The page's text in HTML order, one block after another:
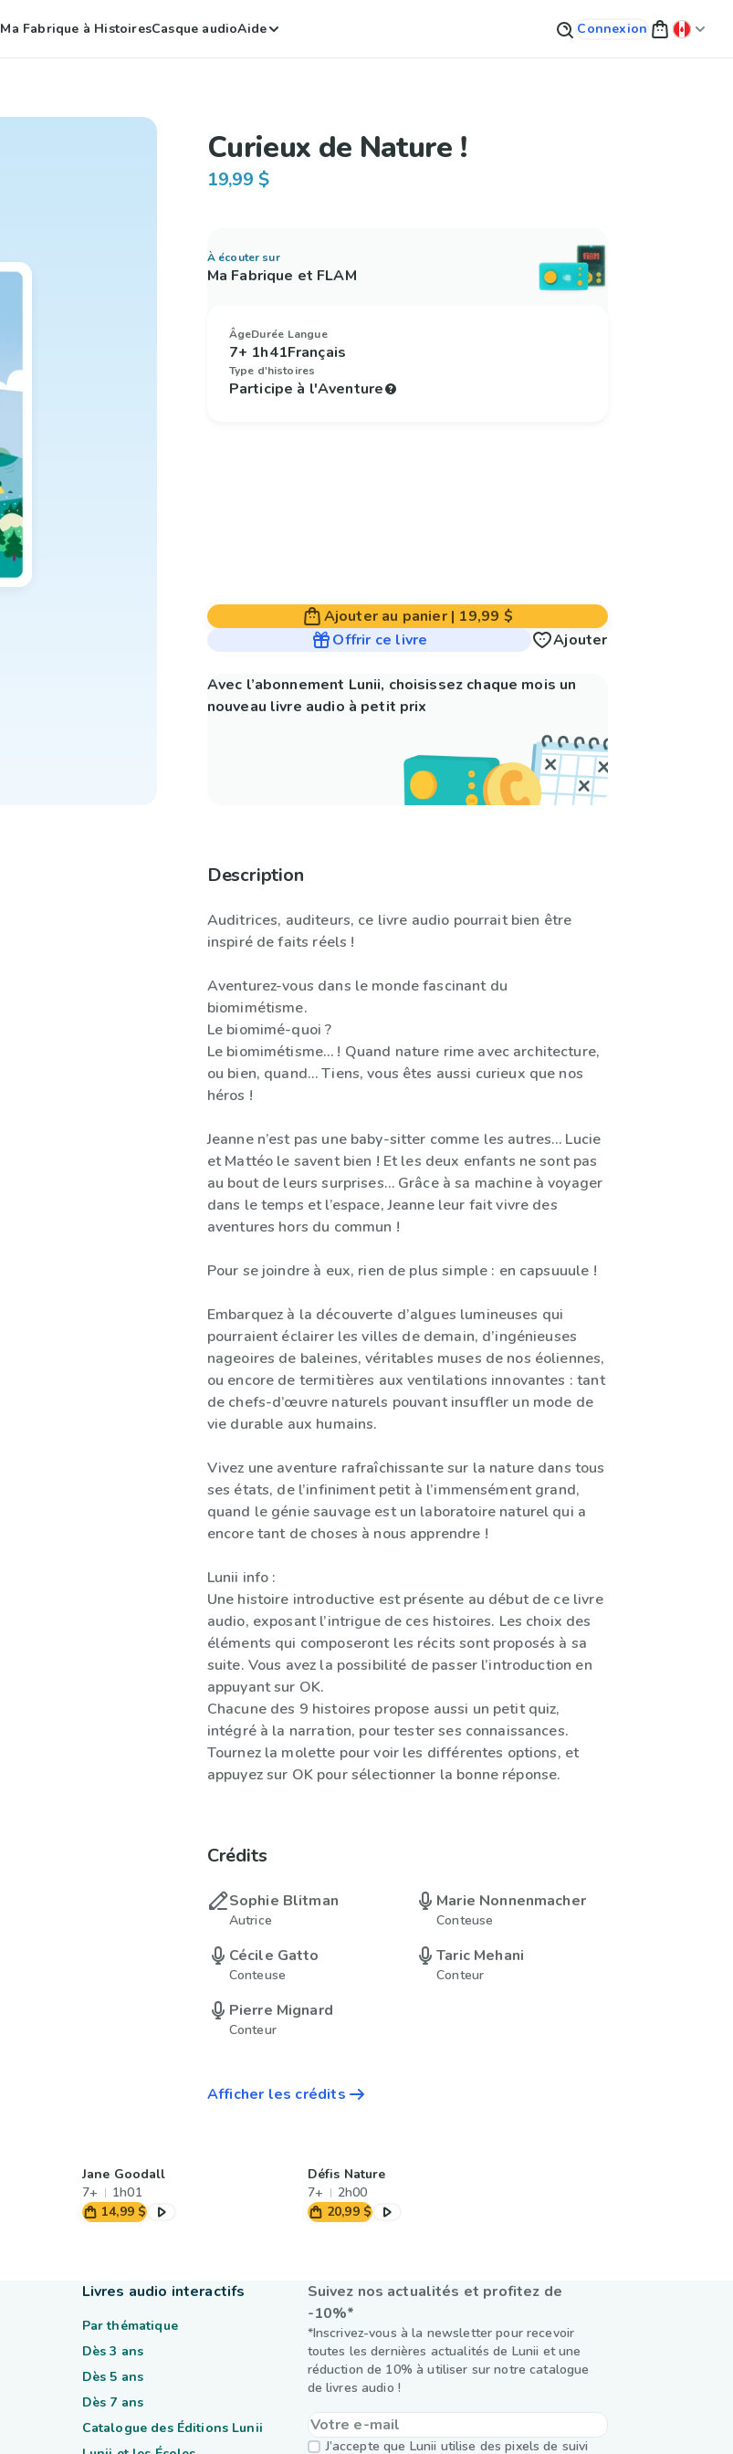
Ma Fabrique à HistoiresCasque audioAide Connexion
Curieux de Nature !
19,99 $
À écouter sur
Ma Fabrique et FLAM
Âge
7+
Durée
1h41
Langue
Français
Type d'histoires
Participe à l'Aventure
Ajouter au panier| 19,99 $
Offrir ce livre
Ajouter
Avec l’abonnement Lunii, choisissez chaque mois un
nouveau livre audio à petit prix
Description
Auditrices, auditeurs, ce livre audio pourrait bien être
inspiré de faits réels !
Aventurez-vous dans le monde fascinant du
biomimétisme.
Le biomimé-quoi ?
Le biomimétisme… ! Quand nature rime avec architecture,
ou bien, quand… Tiens, vous êtes aussi curieux que nos
héros !
Jeanne n’est pas une baby-sitter comme les autres… Lucie
et Mattéo le savent bien ! Et les deux enfants ne sont pas
au bout de leurs surprises… Grâce à sa machine à voyager
dans le temps et l’espace, Jeanne leur fait vivre des
aventures hors du commun !
Pour se joindre à eux, rien de plus simple : en capsuuule !
Embarquez à la découverte d’algues lumineuses qui
pourraient éclairer les villes de demain, d’ingénieuses
nageoires de baleines, véritables muses de nos éoliennes,
ou encore de termitières aux ventilations innovantes : tant
de chefs-d’œuvre naturels pouvant insuffler un mode de
vie durable aux humains.
Vivez une aventure rafraîchissante sur la nature dans tous
ses états, de l’infiniment petit à l’immensément grand,
quand le génie sauvage est un laboratoire naturel qui a
encore tant de choses à nous apprendre !
Lunii info :
Une histoire introductive est présente au début de ce livre
audio, exposant l’intrigue de ces histoires. Les choix des
éléments qui composeront les récits sont proposés à sa
suite. Vous avez la possibilité de passer l’introduction en
appuyant sur OK.
Chacune des 9 histoires propose aussi un petit quiz,
intégré à la narration, pour tester ses connaissances.
Tournez la molette pour voir les différentes options, et
appuyez sur OK pour sélectionner la bonne réponse.
Crédits
Sophie Blitman
Autrice
Marie Nonnenmacher
Conteuse
Cécile Gatto
Conteuse
Taric Mehani
Conteur
Pierre Mignard
Conteur
Afficher les crédits
Jane Goodall
7+
1h01
14,99 $
Défis Nature
7+
2h00
20,99 $
Suivez nos actualités et profitez de
-10%*
*Inscrivez-vous à la newsletter pour recevoir
toutes les dernières actualités de Lunii et une
réduction de 10% à utiliser sur notre catalogue
de livres audio !
J’accepte que Lunii utilise des pixels de suivi
Livres audio interactifs
Par thématique
Dès 3 ans
Dès 5 ans
Dès 7 ans
Catalogue des Éditions Lunii